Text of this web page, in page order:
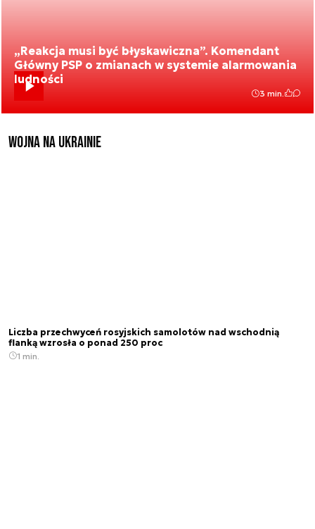
„Reakcja musi być błyskawiczna”. Komendant
Główny PSP o zmianach w systemie alarmowania
ludności
3 min.
Wojna na Ukrainie
Liczba przechwyceń rosyjskich samolotów nad wschodnią
flanką wzrosła o ponad 250 proc
1 min.